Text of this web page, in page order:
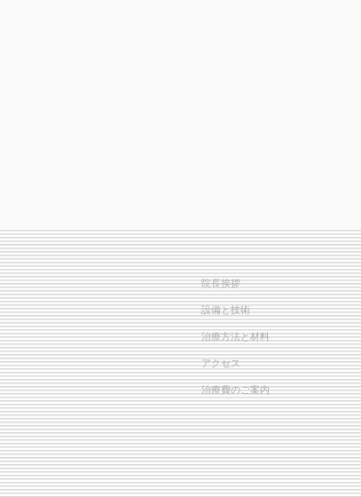
院長挨拶
設備と技術
治療方法と材料
アクセス
治療費のご案内